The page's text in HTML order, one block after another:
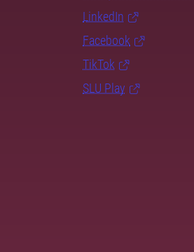
LinkedIn
Facebook
TikTok
SLU Play